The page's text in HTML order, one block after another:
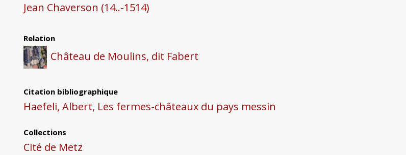
Jean Chaverson (14..-1514)
Relation
Château de Moulins, dit Fabert
Citation bibliographique
Haefeli, Albert, Les fermes-châteaux du pays messin
Collections
Cité de Metz